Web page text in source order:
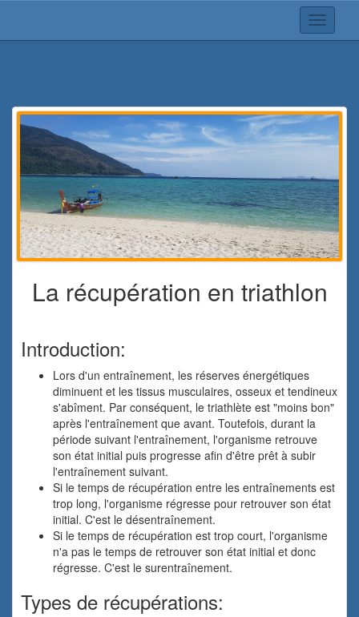
Toggle
La récupération en triathlon
Introduction:
Lors d'un entraînement, les réserves énergétiques
diminuent et les tissus musculaires, osseux et tendineux
s'abîment. Par conséquent, le triathlète est "moins bon"
après l'entraînement que avant. Toutefois, durant la
période suivant l'entraînement, l'organisme retrouve
son état initial puis progresse afin d'être prêt à subir
l'entraînement suivant.
Si le temps de récupération entre les entraînements est
trop long, l'organisme régresse pour retrouver son état
initial. C'est le désentraînement.
Si le temps de récupération est trop court, l'organisme
n'a pas le temps de retrouver son état initial et donc
régresse. C'est le surentraînement.
Types de récupérations: